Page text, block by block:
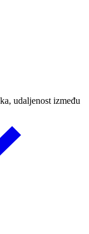
udaljenost između